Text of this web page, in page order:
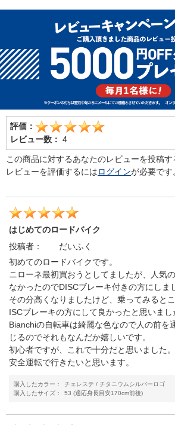
評価：
レビュー数： 4
この商品に対するあなたのレビューを投稿す
レビューを評価するにはログインが必要です
はじめてのロードバイク
投稿者：
だいふく
初めてのロードバイクです。
ニローネ最初買おうとしてましたが、人気
なかったのでDISCブレーキ付きの方にしま
その分高くなりましたけど、乗ってみると
ISCブレーキの方にして良かったと思いまし
Bianchiの自転車は綺麗な色なので人の前を
じるのでそれもなんだか嬉しいです。
初心者ですが、これで十分だと思いました。
安全運転で行きたいと思います。
購入したカラー：
チェレステ / チタニウムシルバーロゴ
購入したサイズ：
53 (適応身長目安170cm前後)